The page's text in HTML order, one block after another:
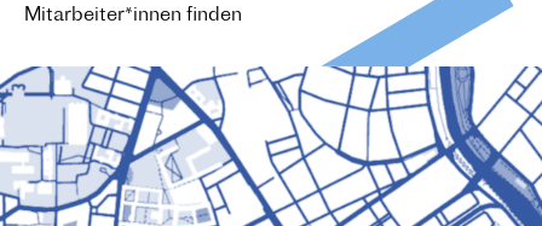
Mitarbeiter*innen finden